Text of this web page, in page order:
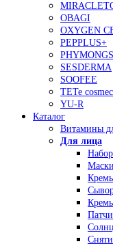
OBAGI
OXYGEN
PEPPLUS+
SESDERMA
SOOFEE
TETe
YU-R
Каталог
Витамины
Для лица
Патчи